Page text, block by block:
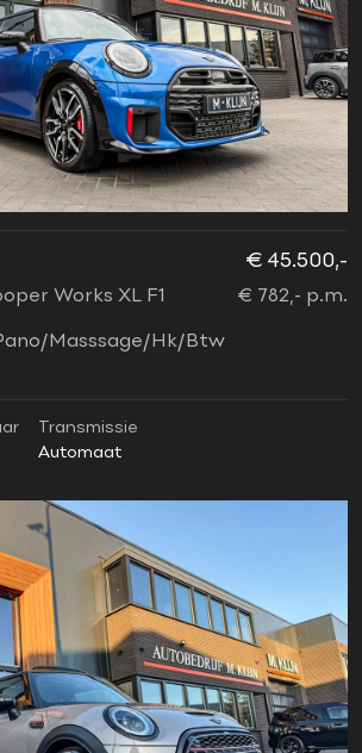
Works XL F1
Masssage/Hk/Btw
€ 45.500,-
€ 782,- p.m.
Transmissie
Automaat